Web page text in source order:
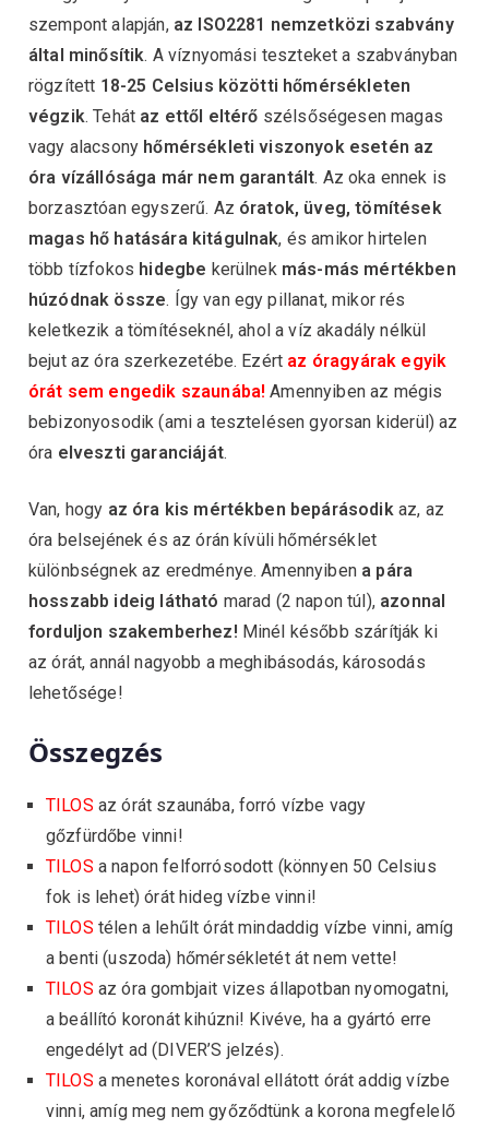
szempont alapján, az ISO2281 nemzetközi szabvány
által minősítik. A víznyomási teszteket a szabványban
rögzített 18-25 Celsius közötti hőmérsékleten
végzik. Tehát az ettől eltérő szélsőségesen magas
vagy alacsony hőmérsékleti viszonyok esetén az
óra vízállósága már nem garantált. Az oka ennek is
borzasztóan egyszerű. Az óratok, üveg, tömítések
magas hő hatására kitágulnak, és amikor hirtelen
több tízfokos hidegbe kerülnek más-más mértékben
húzódnak össze. Így van egy pillanat, mikor rés
keletkezik a tömítéseknél, ahol a víz akadály nélkül
bejut az óra szerkezetébe. Ezért az óragyárak egyik
órát sem engedik szaunába! Amennyiben az mégis
bebizonyosodik (ami a tesztelésen gyorsan kiderül) az
óra elveszti garanciáját.
Van, hogy az óra kis mértékben bepárásodikaz, az
óra belsejének és az órán kívüli hőmérséklet
különbségnek az eredménye. Amennyiben a pára
hosszabb ideig látható marad (2 napon túl), azonnal
forduljon szakemberhez! Minél később szárítják ki
az órát, annál nagyobb a meghibásodás, károsodás
lehetősége!
Összegzés
TILOS az órát szaunába, forró vízbe vagy
gőzfürdőbe vinni!
TILOS a napon felforrósodott (könnyen 50 Celsius
fok is lehet) órát hideg vízbe vinni!
TILOS télen a lehűlt órát mindaddig vízbe vinni, amíg
a benti (uszoda) hőmérsékletét át nem vette!
TILOS az óra gombjait vizes állapotban nyomogatni,
a beállító koronát kihúzni! Kivéve, ha a gyártó erre
engedélyt ad (DIVER’S jelzés).
TILOS a menetes koronával ellátott órát addig vízbe
vinni, amíg meg nem győződtünk a korona megfelelő